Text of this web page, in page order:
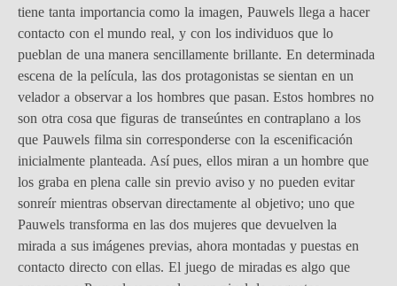
tiene tanta importancia como la imagen, Pauwels llega a hacer
contacto con el mundo real, y con los individuos que lo
pueblan de una manera sencillamente brillante. En determinada
escena de la película, las dos protagonistas se sientan en un
velador a observar a los hombres que pasan. Estos hombres no
son otra cosa que figuras de transeúntes en contraplano a los
que Pauwels filma sin corresponderse con la escenificación
inicialmente planteada. Así pues, ellos miran a un hombre que
los graba en plena calle sin previo aviso y no pueden evitar
sonreír mientras observan directamente al objetivo; uno que
Pauwels transforma en las dos mujeres que devuelven la
mirada a sus imágenes previas, ahora montadas y puestas en
contacto directo con ellas. El juego de miradas es algo que